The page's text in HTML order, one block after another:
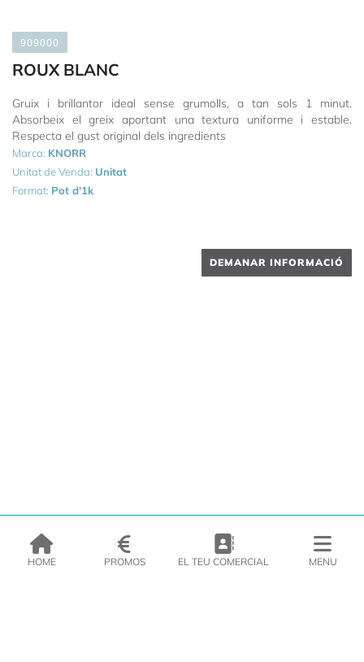
909000
ROUX BLANC
Gruix i brillantor ideal sense grumolls, a tan sols 1 minut.
Absorbeix el greix aportant una textura uniforme i estable.
Respecta el gust original dels ingredients
Marca: KNORR
Unitat de Venda: Unitat
Format: Pot d'1k
DEMANAR INFORMACIÓ
HOME PROMOS EL TEU COMERCIAL MENU